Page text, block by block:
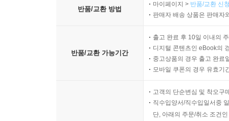
반품/교환 방법
마이페이지 > 반품/교환 신
판매자 배송 상품은 판매자
반품/교환 가능기간
출고 완료 후 10일 이내의
디지털 콘텐츠인 eBook의
중고상품의 경우 출고 완료
모바일 쿠폰의 경우 유효기
고객의 단순변심 및 착오구
직수입양서/직수입일서중
단, 아래의 주문/취소 조건